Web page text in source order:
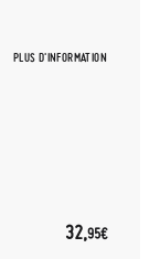
PLUS D'INFORMATION
32,95€